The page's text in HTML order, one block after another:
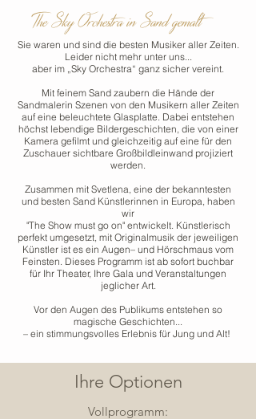
The Sky Orchestrain Sand gemalt
Sie waren und sind die besten Musiker aller Zeiten.
Leider nicht mehr unter uns...
aber im „Sky Orchestra“ ganz sicher vereint.
Mit feinem Sand zaubern die Hände der
Sandmalerin Szenen von den Musikern aller Zeiten
auf eine beleuchtete Glasplatte. Dabei entstehen
höchst lebendige Bildergeschichten, die von einer
Kamera gefilmt und gleichzeitig auf eine für den
Zuschauer sichtbare Großbildleinwand projiziert
werden.
Zusammen mit Svetlena, eine der bekanntesten
und besten Sand Künstlerinnen in Europa, haben
wir
"The Show must go on" entwickelt. Künstlerisch
perfekt umgesetzt, mit Originalmusik der jeweiligen
Künstler ist es ein Augen– und Hörschmaus vom
Feinsten. Dieses Programm ist ab sofort buchbar
für Ihr Theater, Ihre Gala und Veranstaltungen
jeglicher Art.
Vor den Augen des Publikums entstehen so
magische Geschichten...
– ein stimmungsvolles Erlebnis für Jung und Alt!
Ihre Optionen
Vollprogramm: